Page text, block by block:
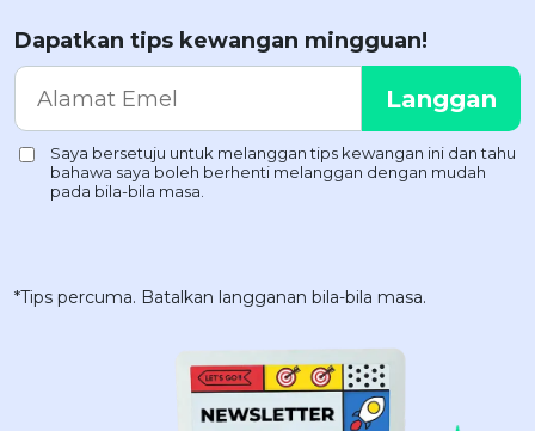
Dapatkan tips kewangan mingguan!
*Tips percuma. Batalkan langganan bila-bila masa.